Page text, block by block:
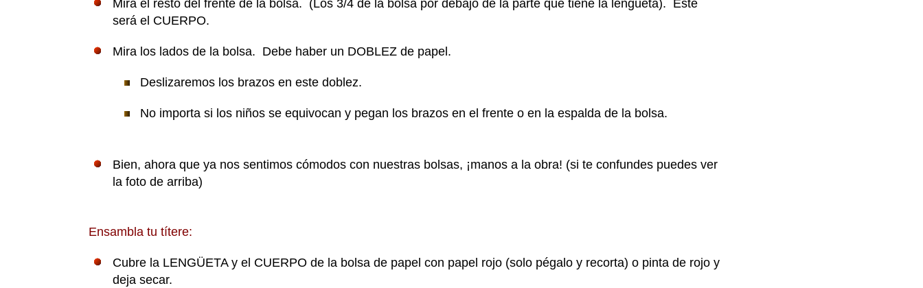
Mira el resto del frente de la bolsa. (Los 3/4 de la bolsa por debajo de la parte que tiene la lengüeta). Este
será el CUERPO.
Mira los lados de la bolsa. Debe haber un DOBLEZ de papel.
Deslizaremos los brazos en este doblez.
No importa si los niños se equivocan y pegan los brazos en el frente o en la espalda de la bolsa.
Bien, ahora que ya nos sentimos cómodos con nuestras bolsas, ¡manos a la obra! (si te confundes puedes ver
la foto de arriba)
Ensambla tu títere:
Cubre la LENGÜETA y el CUERPO de la bolsa de papel con papel rojo (solo pégalo y recorta) o pinta de rojo y
deja secar.